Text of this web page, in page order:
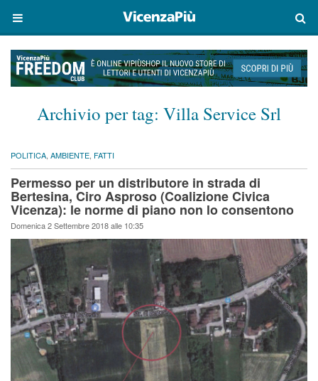
Archivio per tag: Villa Service Srl
POLITICA, AMBIENTE, FATTI
Permesso per un distributore in strada di
Bertesina, Ciro Asproso (Coalizione Civica
Vicenza): le norme di piano non lo consentono
Domenica 2 Settembre 2018 alle 10:35